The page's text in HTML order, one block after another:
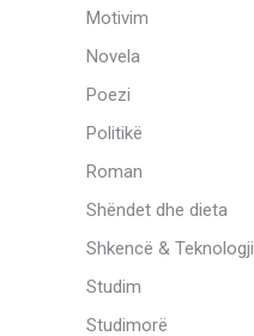
Motivim
Novela
Poezi
Politikë
Roman
Shëndet dhe dieta
Shkencë & Teknologji
Studim
Studimorë